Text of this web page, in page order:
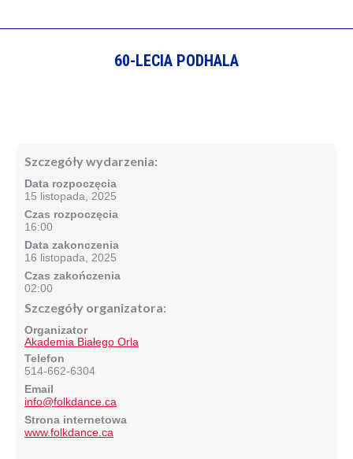
60-LECIA PODHALA
Szczegóły wydarzenia:
Data rozpoczęcia
15 listopada, 2025
Czas rozpoczęcia
16:00
Data zakonczenia
16 listopada, 2025
Czas zakończenia
02:00
Szczegóły organizatora:
Organizator
Akademia Białego Orla
Telefon
514-662-6304
Email
info@folkdance.ca
Strona internetowa
www.folkdance.ca